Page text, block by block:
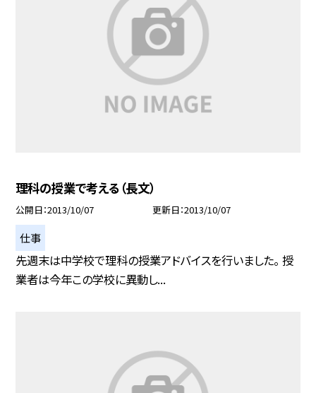
理科の授業で考える（長文）
公開日 2013/10/07 更新日 2013/10/07
仕事
先週末は中学校で理科の授業アドバイスを行いました。 授
業者は今年この学校に異動し...